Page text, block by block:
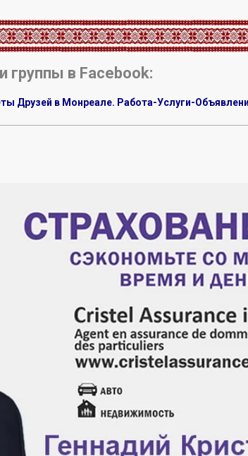
группы в Facebook:
Друзей в Монреале. Работа-Услуги-